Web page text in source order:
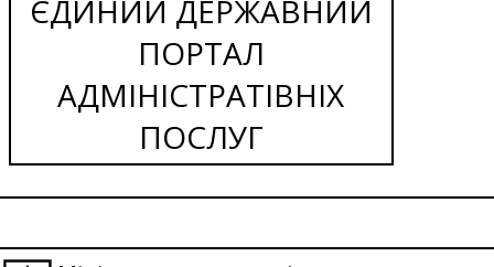
ЄДИНИЙ ДЕРЖАВНИЙ
ПОРТАЛ
АДМІНІСТРАТІВНІХ
ПОСЛУГ